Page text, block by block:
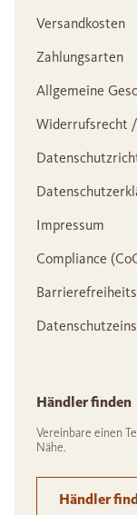
Versandkosten
Zahlungsarten
Allgemeine
Widerrufsrecht
Impressum
Compliance
Händler finden
Vereinbare einen
Nähe.
Händler